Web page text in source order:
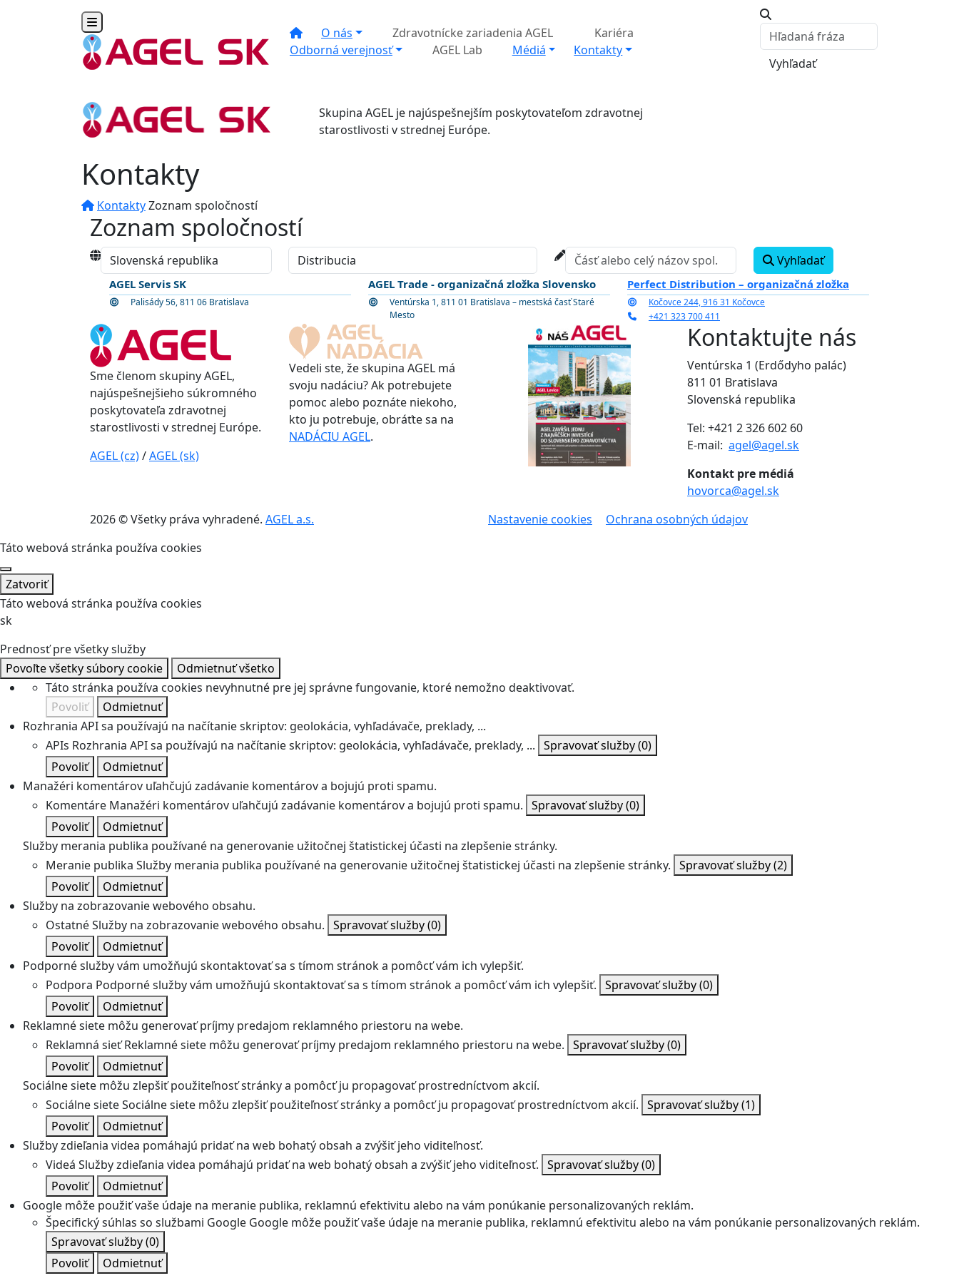
Toggle navigation
O nás Zdravotnícke zariadenia AGEL
Kariéra
Odborná verejnosť
AGEL Lab Médiá
Kontakty
Vyhľadať
Skupina AGEL je najúspešnejším poskytovateľom zdravotnej
starostlivosti v strednej Európe.
Kontakty
KontaktyZoznam spoločností
Zoznam spoločností
Vyhľadať
AGEL Servis SK
Palisády 56, 811 06 Bratislava
AGEL Trade - organizačná zložka Slovensko
Ventúrska 1, 811 01 Bratislava – mestská časť Staré
Mesto
Perfect Distribution – organizačná zložka
Kočovce 244, 916 31 Kočovce
+421 323 700 411
Sme členom skupiny AGEL,
najúspešnejšieho súkromného
poskytovateľa zdravotnej
starostlivosti v strednej Európe.
AGEL (cz)/AGEL (sk)
Vedeli ste, že skupina AGEL má
svoju nadáciu? Ak potrebujete
pomoc alebo poznáte niekoho,
kto ju potrebuje, obráťte sa na
NADÁCIU AGEL.
Kontaktujte nás
Ventúrska 1 (Erdődyho palác)
811 01 Bratislava
Slovenská republika
Tel: +421 2 326 602 60
E-mail: agel@agel.sk
Kontakt pre médiá
hovorca@agel.sk
2026 © Všetky práva vyhradené. AGEL a.s. Nastavenie cookies
Ochrana osobných údajov
Táto webová stránka používa cookies
Zatvoriť
Táto webová stránka používa cookies
sk
Prednosť pre všetky služby
Povoľte všetky súbory cookie
Odmietnuť všetko
Táto stránka používa cookies nevyhnutné pre jej správne fungovanie, ktoré nemožno deaktivovať.
Povoliť
Odmietnuť
Rozhrania API sa používajú na načítanie skriptov: geolokácia, vyhľadávače, preklady, ...
APIs Rozhrania API sa používajú na načítanie skriptov: geolokácia, vyhľadávače, preklady, ... Spravovať služby(0)
Povoliť
Odmietnuť
Manažéri komentárov uľahčujú zadávanie komentárov a bojujú proti spamu.
Komentáre Manažéri komentárov uľahčujú zadávanie komentárov a bojujú proti spamu. Spravovať služby(0)
Povoliť
Odmietnuť
Služby merania publika používané na generovanie užitočnej štatistickej účasti na zlepšenie stránky.
Meranie publika Služby merania publika používané na generovanie užitočnej štatistickej účasti na zlepšenie stránky. Spravovať služby(2)
Povoliť
Odmietnuť
Služby na zobrazovanie webového obsahu.
OstatnéSlužby na zobrazovanie webového obsahu. Spravovať služby(0)
Povoliť
Odmietnuť
Podporné služby vám umožňujú skontaktovať sa s tímom stránok a pomôcť vám ich vylepšiť.
Podpora Podporné služby vám umožňujú skontaktovať sa s tímom stránok a pomôcť vám ich vylepšiť. Spravovať služby(0)
Povoliť
Odmietnuť
Reklamné siete môžu generovať príjmy predajom reklamného priestoru na webe.
Reklamná sieť Reklamné siete môžu generovať príjmy predajom reklamného priestoru na webe. Spravovať služby(0)
Povoliť
Odmietnuť
Sociálne siete môžu zlepšiť použiteľnosť stránky a pomôcť ju propagovať prostredníctvom akcií.
Sociálne sieteSociálne siete môžu zlepšiť použiteľnosť stránky a pomôcť ju propagovať prostredníctvom akcií. Spravovať služby(1)
Povoliť
Odmietnuť
Služby zdieľania videa pomáhajú pridať na web bohatý obsah a zvýšiť jeho viditeľnosť.
Videá Služby zdieľania videa pomáhajú pridať na web bohatý obsah a zvýšiť jeho viditeľnosť. Spravovať služby(0)
Povoliť
Odmietnuť
Google môže použiť vaše údaje na meranie publika, reklamnú efektivitu alebo na vám ponúkanie personalizovaných reklám.
Špecifický súhlas so službami Google Google môže použiť vaše údaje na meranie publika, reklamnú efektivitu alebo na vám ponúkanie personalizovaných reklám.
Spravovať služby(0)
Povoliť
Odmietnuť